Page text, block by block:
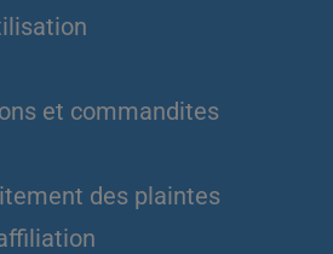
et commandites
des plaintes